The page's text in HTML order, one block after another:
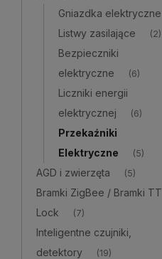
Gniazdka elektryczne
Listwy zasilające (2)
Bezpieczniki
elektryczne
(6)
Liczniki energii
elektrycznej
(6)
Przekaźniki
Elektryczne
(5)
AGD i zwierzęta (5)
Bramki ZigBee / Bramki TT
Lock
(7)
Inteligentne czujniki,
detektory
(19)